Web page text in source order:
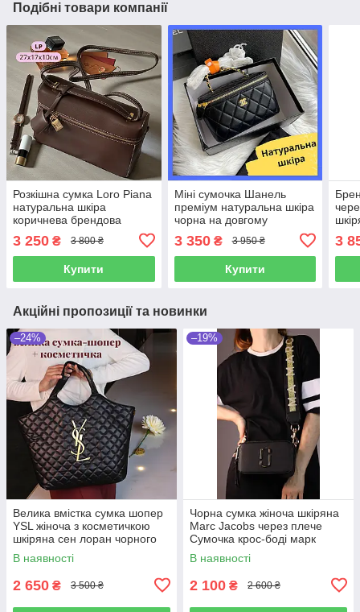
Подібні товари компанії
Розкішна сумка Loro Piana
натуральна шкіра
коричнева брендова
сумочка жіноча на плече в
подарунок дівчині
3 250 ₴ 3 800 ₴
Купити
Міні сумочка Шанель
преміум натуральна шкіра
чорна на довгому
брендова сумка через
плече
3 350₴ 3 950 ₴
Купити
3
Акційні пропозиції та новинки
–24%
Велика вмістка сумка шопер
YSL жіноча з косметичкою
шкіряна сен лоран чорного
кольору з гаманцем для
дрібниць
В наявності
2 650 ₴ 3 500 ₴
–19%
Чорна сумка жіноча шкіряна
Marc Jacobs через плече
Сумочка крос-боді марк
якобс на широкому ремені
В наявності
2 100 ₴ 2 600 ₴